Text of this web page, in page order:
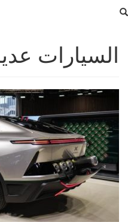
السيارات